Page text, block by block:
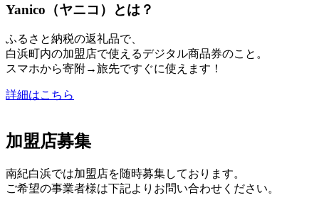
Yanico（ヤニコ）とは？
ふるさと納税の返礼品で、
白浜町内の加盟店で使えるデジタル商品券のこと。
スマホから寄附→旅先ですぐに使えます！
詳細はこちら
加盟店募集
南紀白浜では加盟店を随時募集しております。
ご希望の事業者様は下記よりお問い合わせください。